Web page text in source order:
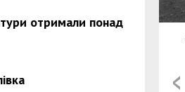
отримали понад